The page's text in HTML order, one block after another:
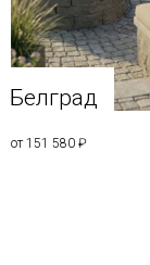
Белград
от 151 580 ₽